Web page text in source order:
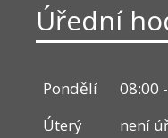
Úřední
Pondělí 08:00
Úterý
není